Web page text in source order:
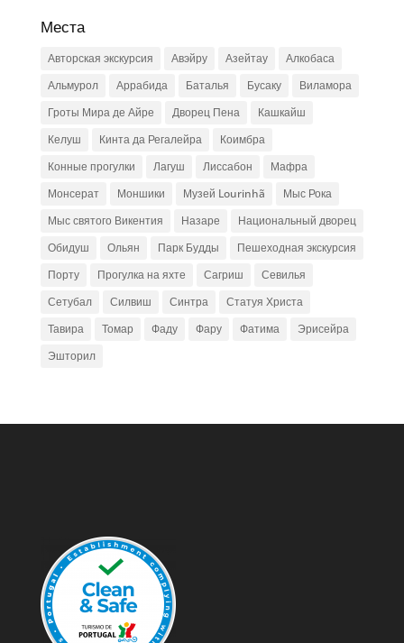
Места
Авторская экскурсия Авэйру Азейтау
Алкобаса
Альмурол
Аррабида Баталья Бусаку
Виламора
Гроты Мира де Айре
Дворец Пена
Кашкайш
Келуш
Кинта да Регалейра
Коимбра
Конные прогулки
Лагуш Лиссабон
Мафра
Монсерат
Моншики Музей Lourinhã
Мыс Рока
Мыс святого Викентия
Назаре
Национальный дворец
Обидуш
Ольян Парк Будды
Пешеходная экскурсия
Порту
Прогулка на яхте Сагриш
Севилья
Сетубал
Силвиш Синтра
Статуя Христа
Тавира
Томар Фаду Фару Фатима
Эрисейра
Эшторил